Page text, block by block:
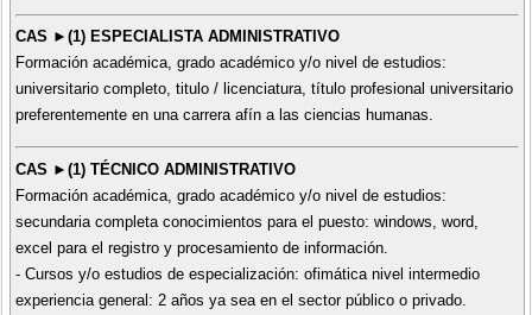
CAS ►(1) ESPECIALISTA ADMINISTRATIVO
Formación académica, grado académico y/o nivel de estudios:
universitario completo, titulo / licenciatura, título profesional universitario
preferentemente en una carrera afín a las ciencias humanas.
CAS ►(1) TÉCNICO ADMINISTRATIVO
Formación académica, grado académico y/o nivel de estudios:
secundaria completa conocimientos para el puesto: windows, word,
excel para el registro y procesamiento de información.
- Cursos y/o estudios de especialización: ofimática nivel intermedio
experiencia general: 2 años ya sea en el sector público o privado.